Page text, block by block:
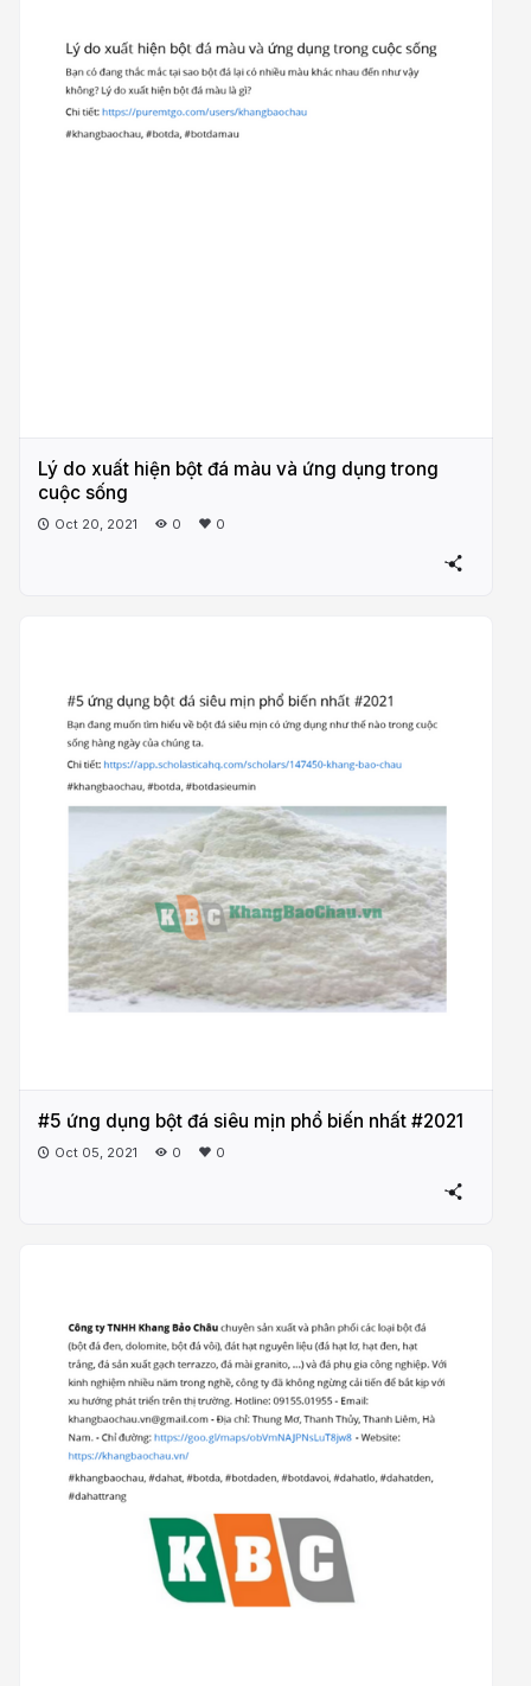
Lý do xuất hiện bột đá màu và ứng dụng trong
cuộc sống
Oct 20, 2021 0 0
#5 ứng dụng bột đá siêu mịn phổ biến nhất #2021
Oct 05, 2021 0 0